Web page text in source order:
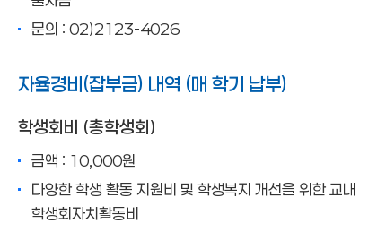
문의 : 02)2123-4026
자율경비(잡부금) 내역 (매 학기 납부)
학생회비 (총학생회)
금액 : 10,000원
다양한 학생 활동 지원비 및 학생복지 개선을 위한 교내
학생회자치활동비